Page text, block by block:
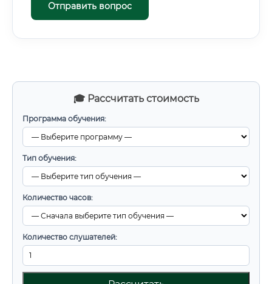
🎓 Рассчитать стоимость
Программа обучения:
Тип обучения:
Количество часов:
Количество слушателей:
Отправить вопрос